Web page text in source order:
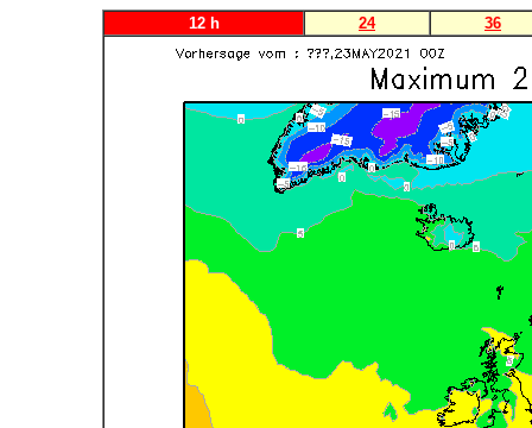
12 h 24 36